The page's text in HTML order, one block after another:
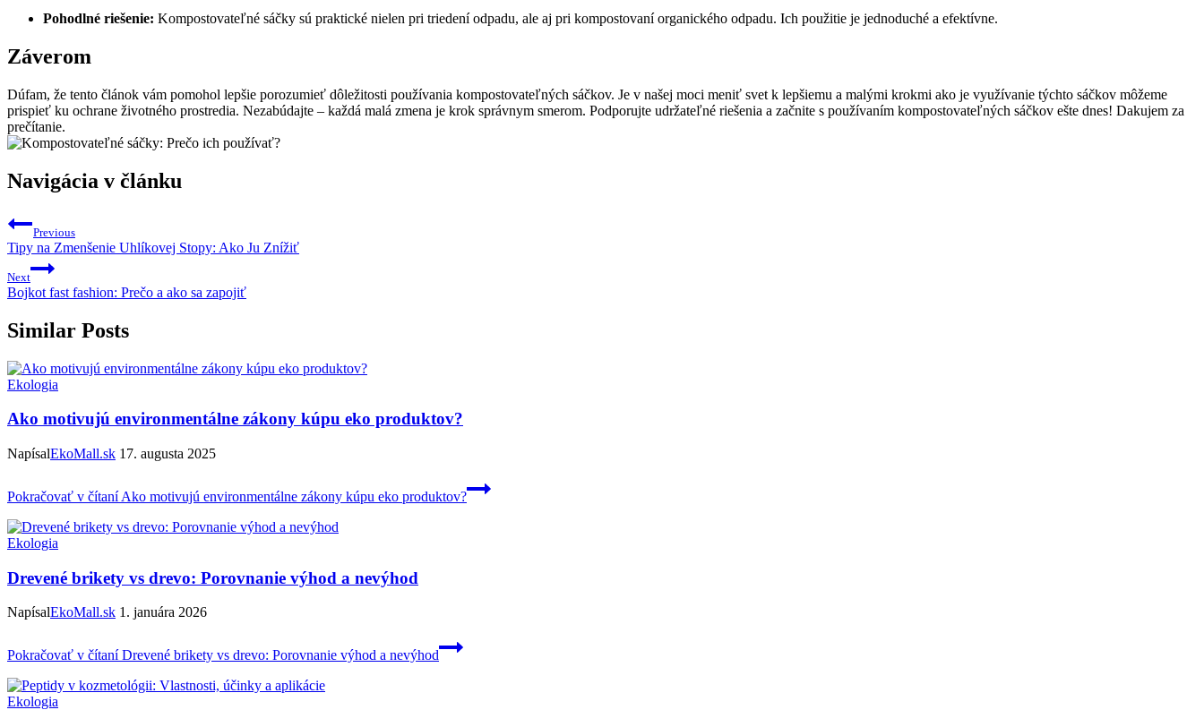
Pohodlné riešenie: Kompostovateľné sáčky sú praktické nielen pri triedení odpadu, ale aj pri kompostovaní organického odpadu. Ich použitie je jednoduché a efektívne.
Záverom
Dúfam, že tento článok vám pomohol lepšie porozumieť dôležitosti používania kompostovateľných sáčkov. Je v našej moci meniť svet k lepšiemu a malými krokmi ako je využívanie týchto sáčkov môžeme
prispieť ku ochrane životného prostredia. Nezabúdajte – každá malá zmena je krok správnym smerom. Podporujte udržateľné riešenia a začnite s používaním kompostovateľných sáčkov ešte dnes! Dakujem za
prečítanie.
Navigácia v článku
Previous
Tipy na Zmenšenie Uhlíkovej Stopy: Ako Ju Znížiť
Next
Bojkot fast fashion: Prečo a ako sa zapojiť
Similar Posts
Ekologia
Ako motivujú environmentálne zákony kúpu eko produktov?
NapísalEkoMall.sk 17. augusta 2025
Pokračovať v čítaníAko motivujú environmentálne zákony kúpu eko produktov?
Ekologia
Drevené brikety vs drevo: Porovnanie výhod a nevýhod
NapísalEkoMall.sk 1. januára 2026
Pokračovať v čítaníDrevené brikety vs drevo: Porovnanie výhod a nevýhod
Ekologia